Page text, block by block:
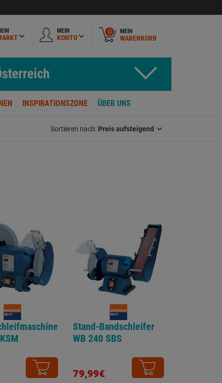
MEIN
KONTO
0 MEIN
WARENKORB
INSPIRATIONSZONE ÜBER UNS
Sortieren nach: Preis aufsteigend
Stand-Bandschleifer
WB 240 SBS
79,99€